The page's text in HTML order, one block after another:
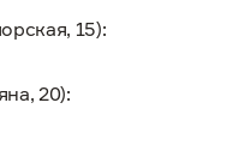
15):
20):